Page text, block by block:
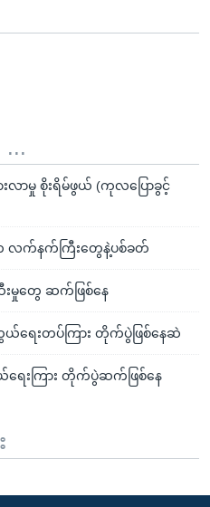
ားလာမှု စိုးရိမ်ဖွယ် (ကုလပြောခွင့်
က လက်နက်ကြီးတွေနဲ့ပစ်ခတ်
မှုတွေ ဆက်ဖြစ်နေ
ရေးတပ်ကြား တိုက်ပွဲဖြစ်နေဆဲ
ေးကြား တိုက်ပွဲဆက်ဖြစ်နေ